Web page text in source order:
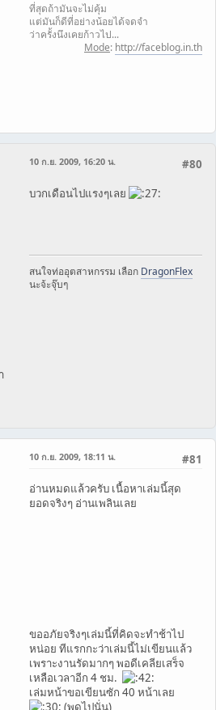
ที่สุดถ้ามันจะไม่คุ้ม
แต่มันก็ดีที่อย่างน้อยได้จดจำ
ว่าครั้งนึงเคยก้าวไป...
Mode: http://faceblog.in.th
#80
10 ก.ย. 2009, 16:20 น.
บวกเดือนไปแรงๆเลย
สนใจท่ออุตสาหกรรม​ เลือก DragonFlex
นะจ้ะ​จุ๊บๆ​
#81
10 ก.ย. 2009, 18:11 น.
อ่านหมดแล้วครับ เนื้อหาเล่มนี้สุด
ยอดจริงๆ อ่านเพลินเลย
ขออภัยจริงๆเล่มนี้ที่คิดจะทำช้าไป
หน่อย ทีแรกกะว่าเล่มนี้ไม่เขียนแล้ว
เพราะงานรัดมากๆ พอดีเคลียเสร็จ
เหลือเวลาอีก 4 ชม.
เล่มหน้าขอเขียนซัก 40 หน้าเลย
(พูดไปนั่น)